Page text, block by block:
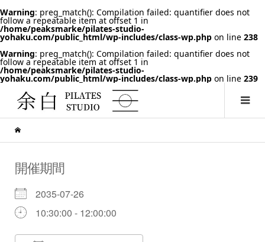
Warning: preg_match(): Compilation failed: quantifier does not
follow a repeatable item at offset 1 in
/home/peaksmarke/pilates-studio-
yohaku.com/public_html/wp-includes/class-wp.php on line 238
Warning: preg_match(): Compilation failed: quantifier does not
follow a repeatable item at offset 1 in
/home/peaksmarke/pilates-studio-
yohaku.com/public_html/wp-includes/class-wp.php on line 239
開催期間
2035-07-26
10:30:00 - 12:00:00